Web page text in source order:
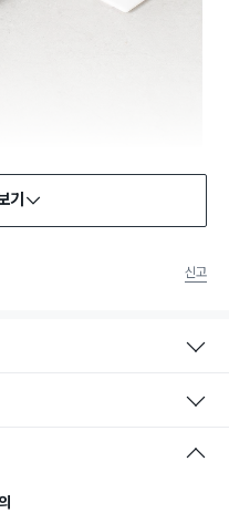
기
신고